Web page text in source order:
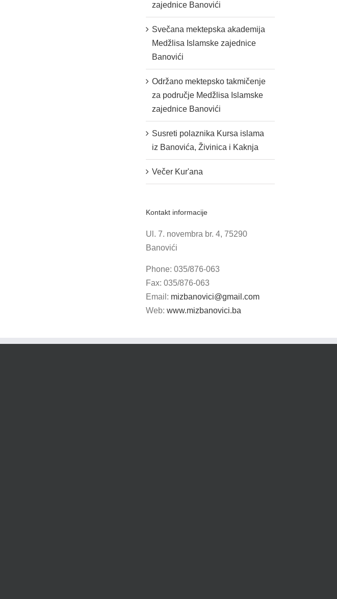
zajednice Banovići
Svečana mektepska akademija
Medžlisa Islamske zajednice
Banovići
Održano mektepsko takmičenje
za područje Medžlisa Islamske
zajednice Banovići
Susreti polaznika Kursa islama
iz Banovića, Živinica i Kaknja
Večer Kur'ana
Kontakt informacije
Ul. 7. novembra br. 4, 75290
Banovići
Phone: 035/876-063
Fax: 035/876-063
Email: mizbanovici@gmail.com
Web: www.mizbanovici.ba